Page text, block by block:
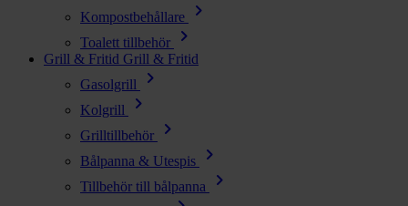
Kompostbehållare chevron_right
Toalett tillbehör chevron_right
Grill & Fritid Grill & Fritid
Gasolgrill
chevron_right
Kolgrill chevron_right
Grilltillbehör chevron_right
Bålpanna & Utespis chevron_right
Tillbehör till bålpanna chevron_right